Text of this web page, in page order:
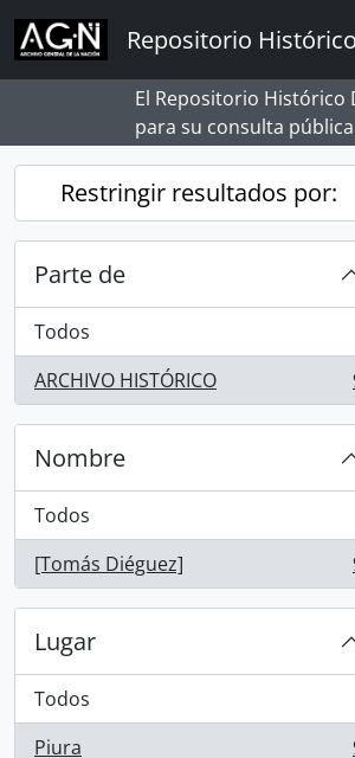
Skip to main content
Repositorio
El Repositorio Histórico
para su consulta pública
Restringir resultados por:
Parte de
Todos
ARCHIVO HISTÓRICO
, 9 resultados
Nombre
Todos
[Tomás Diéguez]
, 9 resultados
Lugar
Todos
Piura